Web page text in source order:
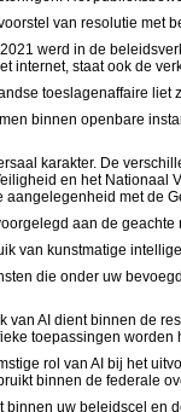
van resolutie met
werd in de
internet, staat ook de
toeslagenaffaire
binnen openbare
karakter. De
en het
aangelegenheid met de
aan de geachte
van kunstmatige
die onder uw
van AI dient binnen de
toepassingen worden
rol van AI bij het
binnen de federale
uw beleidscel en